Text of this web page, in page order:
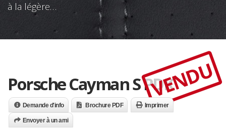
à la légère…
Porsche Cayman S PDKVENDU
Demande d'info Brochure PDF Imprimer
Envoyer à un ami